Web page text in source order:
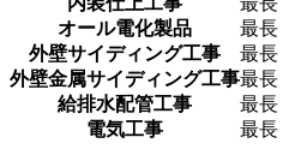
オール電化製品
最長
外壁サイディング工事
最長
外壁金属サイディング工事最長
給排水配管工事
最長
電気工事
最長